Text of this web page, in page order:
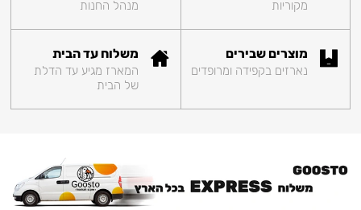
מקוריות
מנהל החנות
מוצרים שבירים
נארזים בקפידה ומרופדים
משלוח עד הבית
המארז מגיע עד הדלת
של הבית